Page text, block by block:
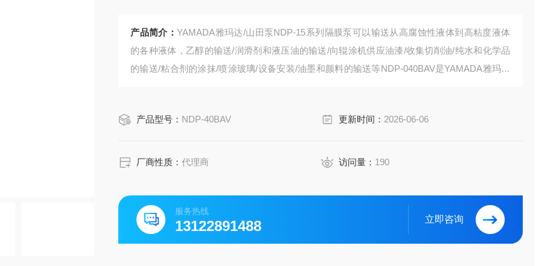
产品简介：YAMADA雅玛达/山田泵NDP-15系列隔膜泵可以输送从高腐蚀性液体到高粘度液体
的各种液体，乙醇的输送/润滑剂和液压油的输送/向辊涂机供应油漆/收集切削油/纯水和化学品
的输送/粘合剂的涂抹/喷涂玻璃/设备安装/油墨和颜料的输送等NDP-040BAV是YAMADA雅玛达
产品型号： NDP-40BAV 更新时间： 2026-06-06
厂商性质：代理商 访问量： 190
服务热线
13122891488 立即咨询